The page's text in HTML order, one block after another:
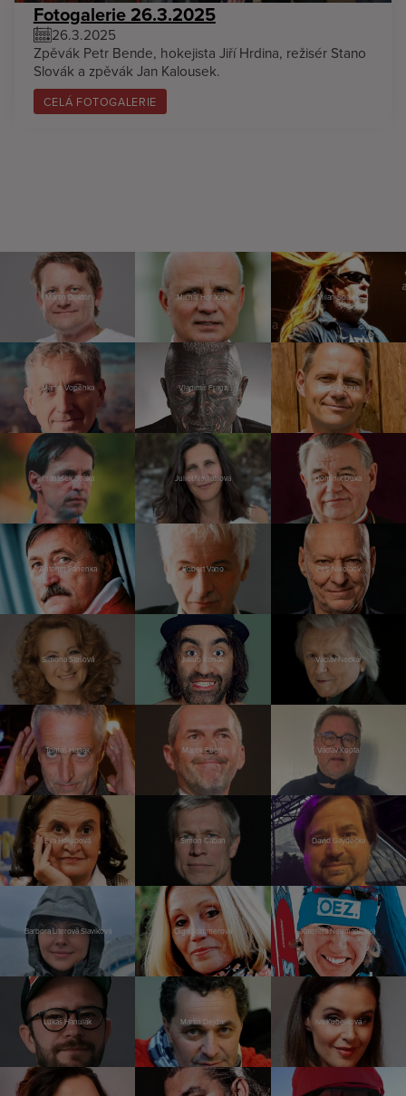
Fotogalerie 26.3.2025
26.3.2025
Zpěvák Petr Bende, hokejista Jiří Hrdina, režisér Stano
Slovák a zpěvák Jan Kalousek.
CELÁ FOTOGALERIE
Martin Doktor Michal Horáček Milan Špalek
Martin Vopěnka Vladimír Franz Tomáš Kraus
František Straka Juliet Navrátilová Dominik Duka
Antonín Panenka Robert Vano Petr Nikolaev
Simona Stašová Jakub Kohák Václav Neckář
Tomáš Hanák Marek Eben Václav Kopta
Eva Holubová Šimon Caban David Gaydečka
Barbora Literová Slavíková Olga Sommerová Kateřina Neumannová
Lukáš Hanulák Martin Dejdar Iva Kubelková